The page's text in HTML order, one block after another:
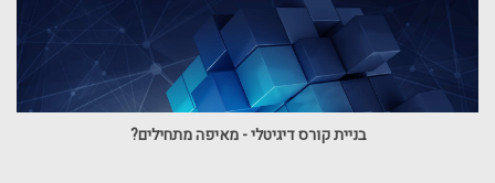
בניית קורס דיגיטלי - מאיפה מתחילים?